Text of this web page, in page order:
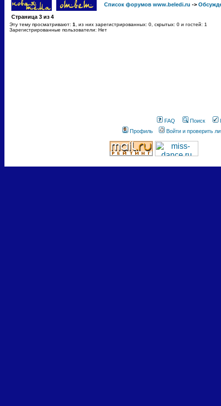
Список форумов www.beledi.ru ->
Страница 3 из 4
Эту тему просматривают: 1
, из них зарегистрированных: 0, скрытых: 0 и гостей: 1
Зарегистрированные пользователи: Нет
FAQ Поиск
Профиль
Войти и проверить